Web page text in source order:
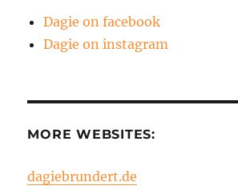
Dagie on facebook
Dagie on instagram
MORE WEBSITES:
dagiebrundert.de